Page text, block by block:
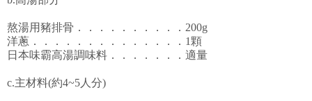
熬湯用豬排骨．．．．．．．．．．200g
洋蔥．．．．．．．．．．．．．．1顆
日本味霸高湯調味料．．．．．．．適量
c.主材料(約4~5人分)